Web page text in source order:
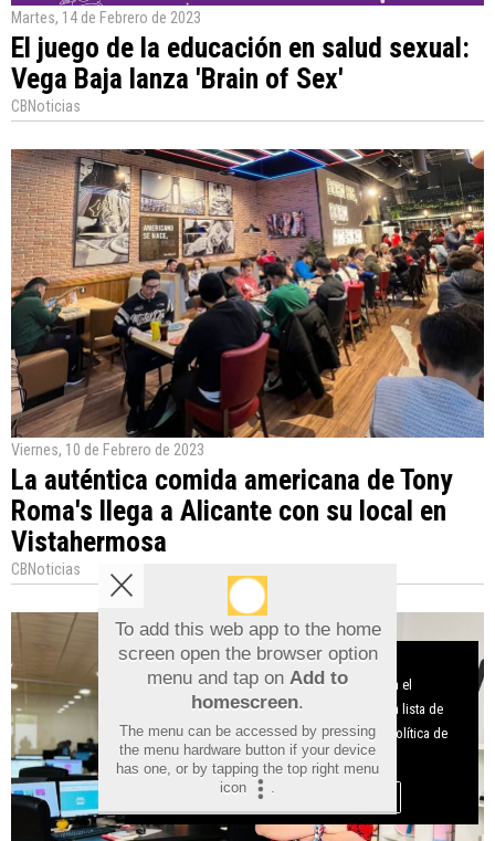
Martes, 14 de Febrero de 2023
El juego de la educación en salud sexual:
Vega Baja lanza 'Brain of Sex'
CBNoticias
Viernes, 10 de Febrero de 2023
La auténtica comida americana de Tony
Roma's llega a Alicante con su local en
Vistahermosa
CBNoticias
Aviso sobre el Uso de cookies:
Utilizamos cookies nuestras y de terceros para el
funcionamiento del digital. Puedes consultar la lista de
cookies y como desconectarlas. Ver nuestra Política de
Privacidad y Cookies
Aceptar Cookies
To add this web app to the home
screen open the browser option
menu and tap on Add to
homescreen.
The menu can be accessed by pressing
the menu hardware button if your device
has one, or by tapping the top right menu
icon
.